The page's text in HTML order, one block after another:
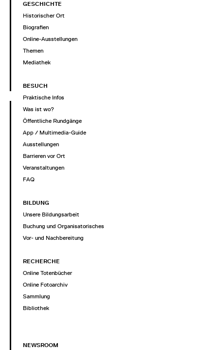
GESCHICHTE
Historischer Ort
Biografien
Online-Ausstellungen
Themen
Mediathek
BESUCH
Praktische Infos
Was ist wo?
Öffentliche Rundgänge
App / Multimedia-Guide
Ausstellungen
Barrieren vor Ort
Veranstaltungen
FAQ
BILDUNG
Unsere Bildungsarbeit
Buchung und Organisatorisches
Vor- und Nachbereitung
RECHERCHE
Online Totenbücher
Online Fotoarchiv
Sammlung
Bibliothek
NEWSROOM